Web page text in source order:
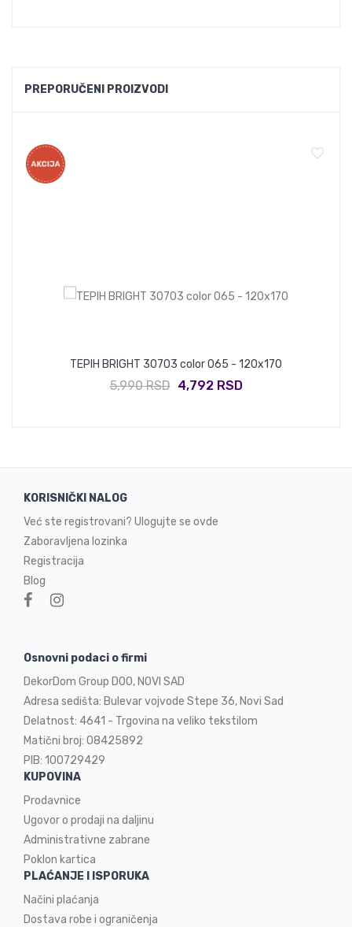
PREPORUČENI PROIZVODI
TEPIH BRIGHT 30703 color 065 - 120x170
5,990 RSD 4,792 RSD
KORISNIČKI NALOG
Već ste registrovani? Ulogujte se ovde
Zaboravljena lozinka
Registracija
Blog
Osnovni podaci o firmi
DekorDom Group DOO, NOVI SAD
Adresa sedišta: Bulevar vojvode Stepe 36, Novi Sad
Delatnost: 4641 - Trgovina na veliko tekstilom
Matični broj: 08425892
PIB: 100729429
KUPOVINA
Prodavnice
Ugovor o prodaji na daljinu
Administrativne zabrane
Poklon kartica
PLAĆANJE I ISPORUKA
Načini plaćanja
Dostava robe i ograničenja